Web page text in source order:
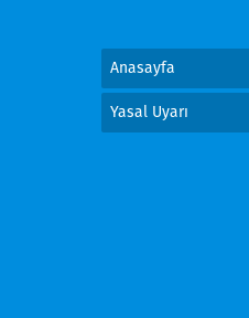
Anasayfa
Yasal Uyarı